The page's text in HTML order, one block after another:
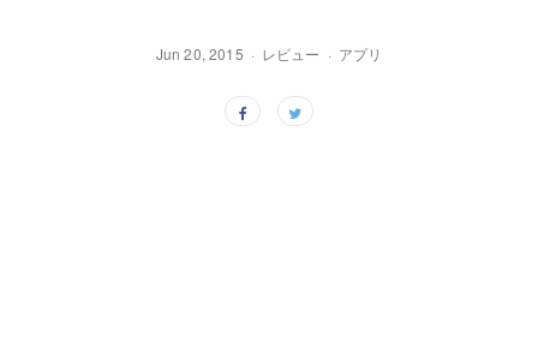
Jun 20, 2015 レビュー アプリ